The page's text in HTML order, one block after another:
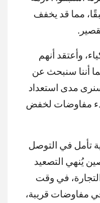
مما قد يخفف
وأعتقد أنهم
أننا سنبحث عن
مدى استعداد
مفاوضات لخفض
تأمل في التوصل
يُنهي التصعيد
في وقت
مفاوضات قريبة،